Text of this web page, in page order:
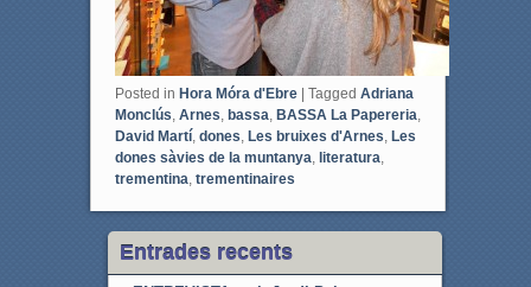
Posted in Hora Móra d'Ebre | Tagged Adriana
Monclús Arnes bassa BASSA La Papereria
David Martí, dones Les bruixes d'Arnes Les
dones sàvies de la muntanya literatura
trementina trementinaires
Entrades recents